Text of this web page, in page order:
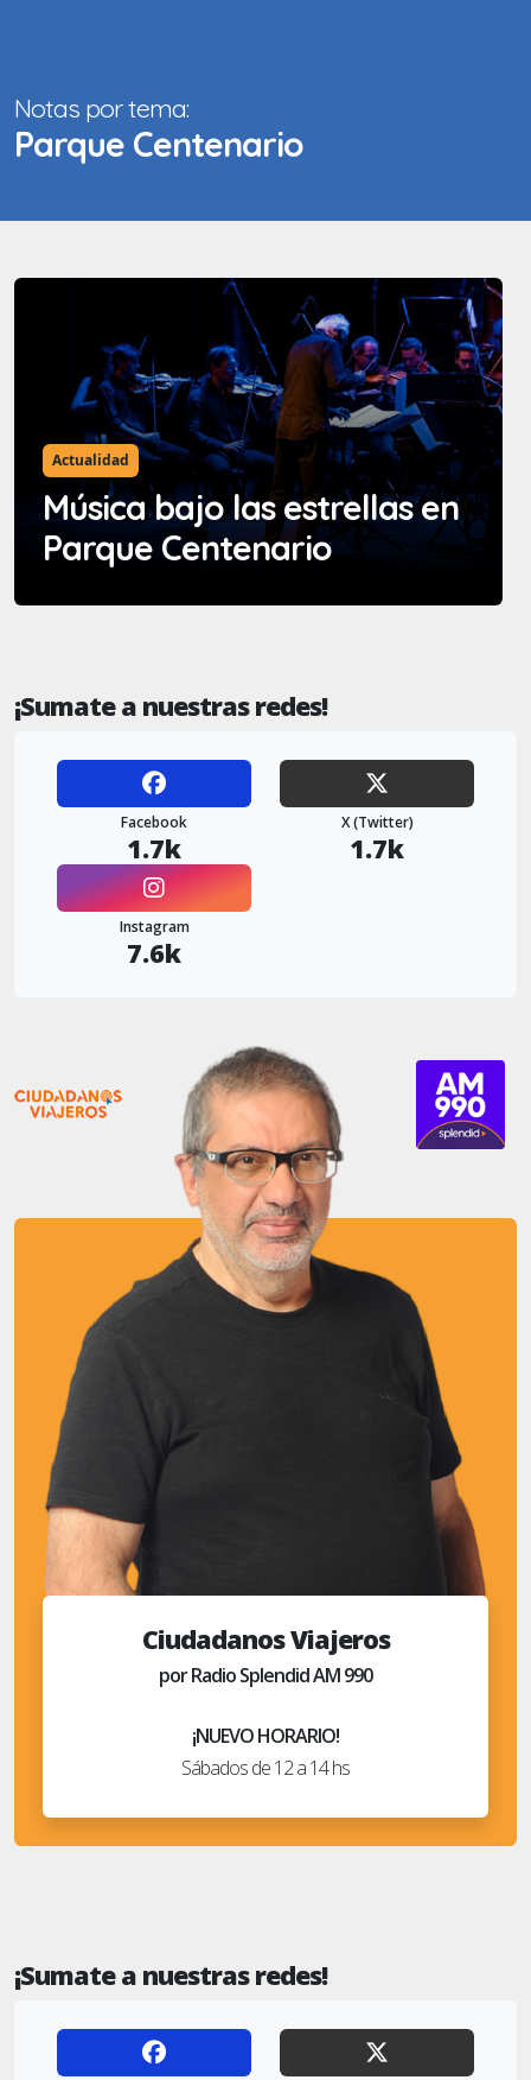
Notas por tema:
Parque Centenario
Actualidad
Música bajo las estrellas en
Parque Centenario
¡Sumate a nuestras redes!
Facebook
1.7k
X (Twitter)
1.7k
Instagram
7.6k
Ciudadanos Viajeros
por Radio Splendid AM 990
¡NUEVO HORARIO!
Sábados de 12 a 14 hs